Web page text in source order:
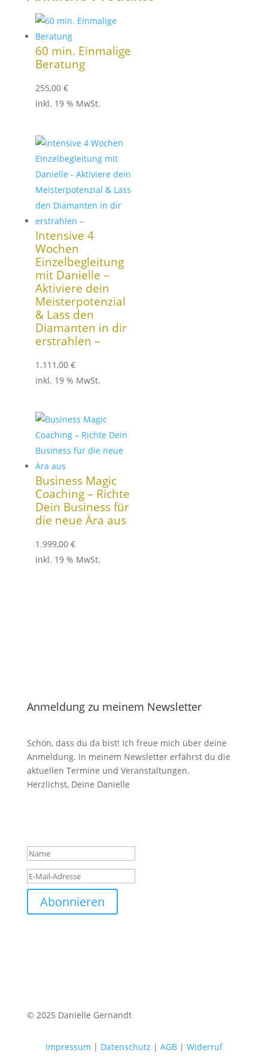
60 min. Einmalige
Beratung
255,00 €
inkl. 19 % MwSt.
Intensive 4
Wochen
Einzelbegleitung
mit Danielle –
Aktiviere dein
Meisterpotenzial
& Lass den
Diamanten in dir
erstrahlen –
1.111,00 €
inkl. 19 % MwSt.
Business Magic
Coaching – Richte
Dein Business für
die neue Ära aus
1.999,00 €
inkl. 19 % MwSt.
Anmeldung zu meinem Newsletter
Schön, dass du da bist! Ich freue mich über deine
Anmeldung. In meinem Newsletter erfährst du die
aktuellen Termine und Veranstaltungen.
Herzlichst, Deine Danielle
Abonnieren
© 2025 Danielle Gernandt
Impressum | Datenschutz | AGB| Widerruf